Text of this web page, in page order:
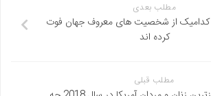
مطلب بعدی
در سال 2018 کدامیک از شخصیت های معروف جهان فوت
کرده اند
مطلب قبلی